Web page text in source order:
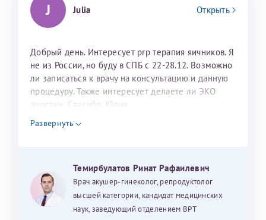
J Julia Открыть
Добрый день. Интересует prp терапия яичников. Я
не из России, но буду в СПБ с 22-28.12. Возможно
ли записаться к врачу на консультацию и данную
процедуру. Также интересует делаете ли ЭКО
дуостим. Спасибо. Юлия
Развернуть
Темирбулатов Ринат Рафаилевич
Врач акушер-гинеколог, репродуктолог
высшей категории, кандидат медицинских
наук, заведующий отделением ВРТ